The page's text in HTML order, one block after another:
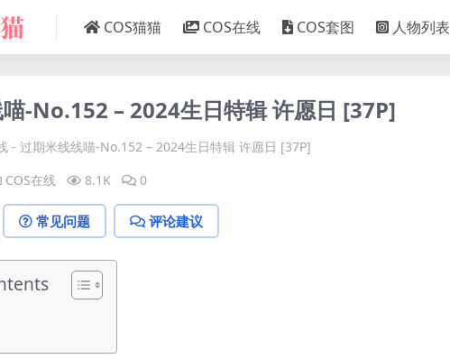
COS猫猫 COS在线 COS套图 人物列表
-No.152 – 2024生日特辑 许愿日 [37P]
- 过期米线线喵-No.152 – 2024生日特辑 许愿日 [37P]
COS在线 8.1K 0
常见问题 评论建议